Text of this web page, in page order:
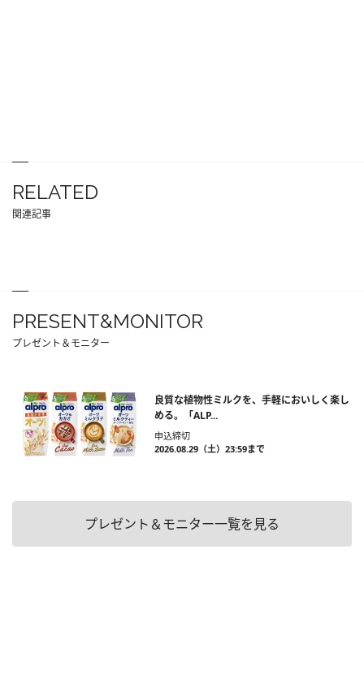
RELATED
関連記事
PRESENT&MONITOR
プレゼント＆モニター
良質な植物性ミルクを、手軽においしく楽し
める。「ALP...
申込締切
2026.08.29（土）23:59まで
プレゼント＆モニター一覧を見る